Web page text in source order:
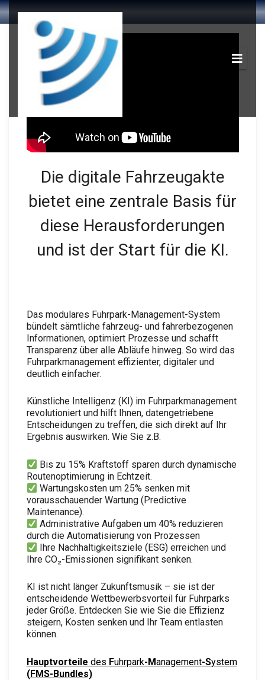
Die digitale Fahrzeugakte
bietet eine zentrale Basis für
diese Herausforderungen
und ist der Start für die KI.
Das modulares Fuhrpark-Management-System
bündelt sämtliche fahrzeug- und fahrerbezogenen
Informationen, optimiert Prozesse und schafft
Transparenz über alle Abläufe hinweg. So wird das
Fuhrparkmanagement effizienter, digitaler und
deutlich einfacher.
Künstliche Intelligenz (KI) im Fuhrparkmanagement
revolutioniert und hilft Ihnen, datengetriebene
Entscheidungen zu treffen, die sich direkt auf Ihr
Ergebnis auswirken. Wie Sie z.B.
Bis zu 15% Kraftstoff sparen durch dynamische
Routenoptimierung in Echtzeit.
Wartungskosten um 25% senken mit
vorausschauender Wartung (Predictive
Maintenance).
Administrative Aufgaben um 40% reduzieren
durch die Automatisierung von Prozessen
Ihre Nachhaltigkeitsziele (ESG) erreichen und
Ihre CO₂-Emissionen signifikant senken.
KI ist nicht länger Zukunftsmusik – sie ist der
entscheidende Wettbewerbsvorteil für Fuhrparks
jeder Größe. Entdecken Sie wie Sie die Effizienz
steigern, Kosten senken und Ihr Team entlasten
können.
Hauptvorteile des Fuhrpark-Management-System
(FMS-Bundles)